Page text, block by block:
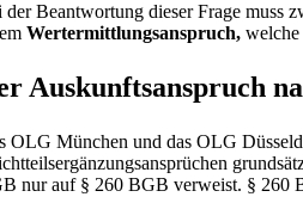
der Beantwortung dieser Frage muss
Wertermittlungsanspruch, welche
Auskunftsanspruch
OLG München und das OLG
nur auf § 260 BGB verweist. § 260